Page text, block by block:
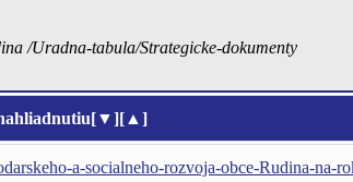
/Uradna-tabula/Strategicke-dokumenty
[▼][▲]
a-socialneho-rozvoja-obce-Rudina-na-